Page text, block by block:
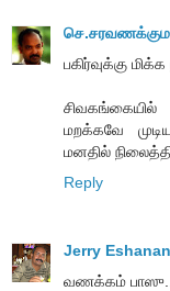
பகிர்வுக்கு
மறக்கவே
மனதில்
Reply
Jerry
வணக்கம்